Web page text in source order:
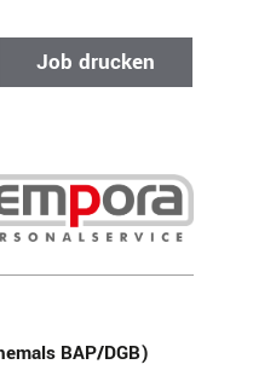
Job drucken
BAP/DGB)